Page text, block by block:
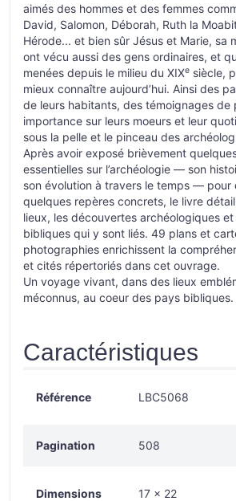
aimés des hommes et des femmes
David, Salomon, Déborah, Ruth la
Hérode... et bien sûr Jésus et Marie, sa
ont vécu aussi des gens ordinaires, et
menées depuis le milieu du XIXe siècle,
mieux connaître aujourd’hui. Ainsi des
de leurs habitants, des témoignages de
importance sur leurs moeurs et leur
sous la pelle et le pinceau des
Après avoir exposé brièvement
essentielles sur l’archéologie — son
son évolution à travers le temps — pour
quelques repères concrets, le livre
lieux, les découvertes archéologiques
bibliques qui y sont liés. 49 plans et
photographies enrichissent la
et cités répertoriés dans cet ouvrage.
Un voyage vivant, dans des lieux
méconnus, au coeur des pays bibliques.
Caractéristiques
Référence LBC5068
Pagination 508
Dimensions 17 × 22